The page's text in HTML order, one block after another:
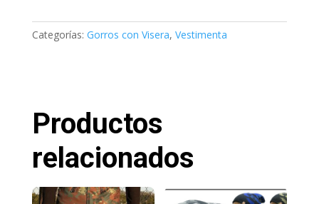
Categorías: Gorros con Visera, Vestimenta
Productos
relacionados